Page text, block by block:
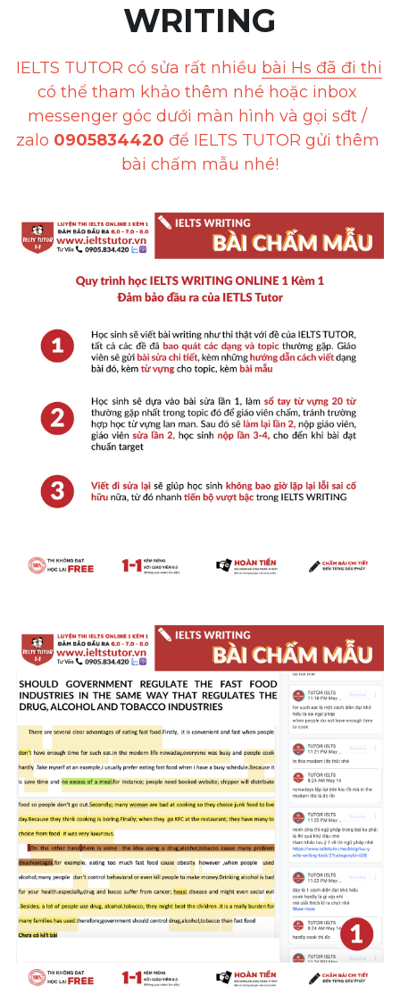
WRITING
IELTS TUTOR có sửa rất nhiều bài Hs đã đi thi
có thể tham khảo thêm nhé hoặc inbox
messenger góc dưới màn hình và gọi sđt /
zalo 0905834420 để IELTS TUTOR gửi thêm
bài chấm mẫu nhé!